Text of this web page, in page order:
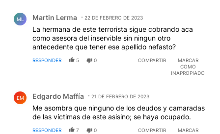
ML Martin Lerma 22 DE FEBRERO DE 2023
La hermana de este terrorista sigue cobrando aca
como asesora del inservible sin ningun otro
antecedente que tener ese apellido nefasto?
RESPONDER 5 0 COMPARTIR
MARCAR
COMO
INAPROPIADO
EM Edgardo Maffía 21 DE FEBRERO DE 2023
Me asombra que ninguno de los deudos y camaradas
de las víctimas de este asisino; se haya ocupado.
RESPONDER 7 0 COMPARTIR
MARCAR